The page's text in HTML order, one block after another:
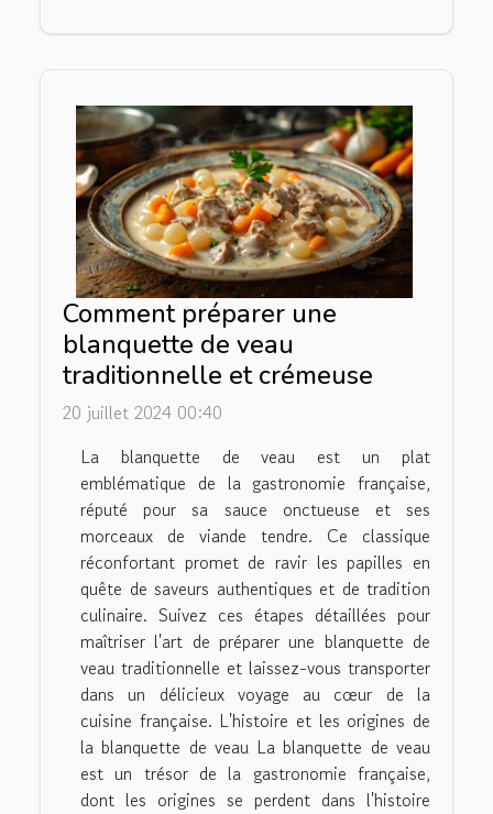
Comment préparer une
blanquette de veau
traditionnelle et crémeuse
20 juillet 2024 00:40
La blanquette de veau est un plat
emblématique de la gastronomie française,
réputé pour sa sauce onctueuse et ses
morceaux de viande tendre. Ce classique
réconfortant promet de ravir les papilles en
quête de saveurs authentiques et de tradition
culinaire. Suivez ces étapes détaillées pour
maîtriser l'art de préparer une blanquette de
veau traditionnelle et laissez-vous transporter
dans un délicieux voyage au cœur de la
cuisine française. L'histoire et les origines de
la blanquette de veau La blanquette de veau
est un trésor de la gastronomie française,
dont les origines se perdent dans l'histoire